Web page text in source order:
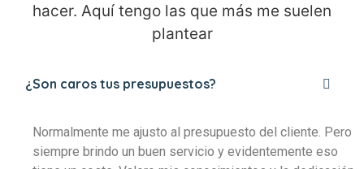
hacer. Aquí tengo las que más me suelen
plantear
¿Son caros tus presupuestos?
Normalmente me ajusto al presupuesto del cliente. Pero
siempre brindo un buen servicio y evidentemente eso